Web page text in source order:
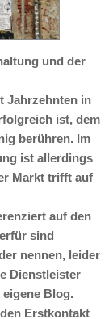
und der
Jahrzehnten in
ist, dem
berühren. Im
ist allerdings
Markt trifft auf
auf den
sind
nennen, leider
Dienstleister
Blog.
Erstkontakt